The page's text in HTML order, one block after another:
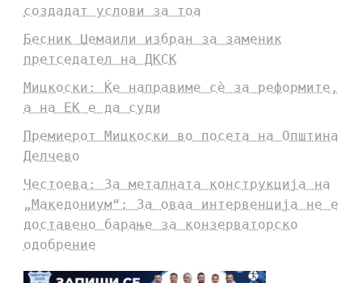
создадат услови за тоа
Бесник Џемаили избран за заменик
претседател на ДКСК
Мицкоски: Ќе направиме сè за реформите,
а на ЕК е да суди
Премиерот Мицкоски во посета на Општина
Делчево
Честоева: За металната конструкција на
„Македониум“: За оваа интервенција не е
доставено барање за конзерваторско
одобрение